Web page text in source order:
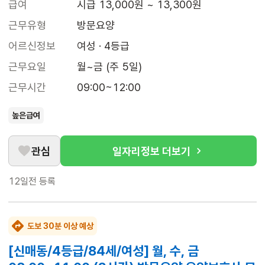
급여
시급 13,000원 ~ 13,300원
근무유형
방문요양
어르신정보
여성 · 4등급
근무요일
월~금 (주 5일)
근무시간
09:00~12:00
높은급여
관심 일자리정보 더보기
12일전 등록
도보 30분 이상 예상
[신매동/4등급/84세/여성] 월, 수, 금